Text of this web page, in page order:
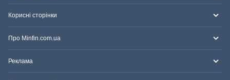
Корисні сторінки
Про Minfin.com.ua
Реклама